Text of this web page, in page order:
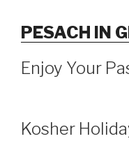
PESACH IN
Enjoy Your
Kosher